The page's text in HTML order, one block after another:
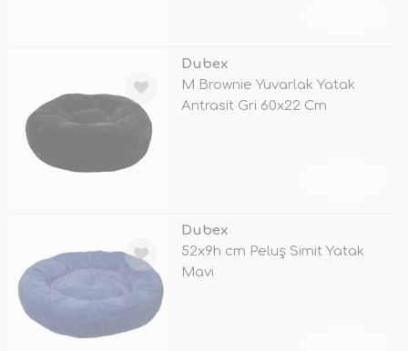
Dubex
M Brownie Yuvarlak Yatak
Antrasit Gri 60x22 Cm
Dubex
52x9h cm Peluş Simit Yatak
Mavi